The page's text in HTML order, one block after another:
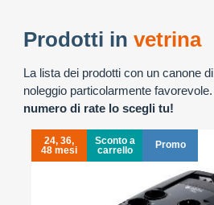
Prodotti in vetrina
La lista dei prodotti con un canone di
noleggio particolarmente favorevole.
numero di rate lo scegli tu!
24, 36,
48 mesi
Sconto a
carrello
Promo